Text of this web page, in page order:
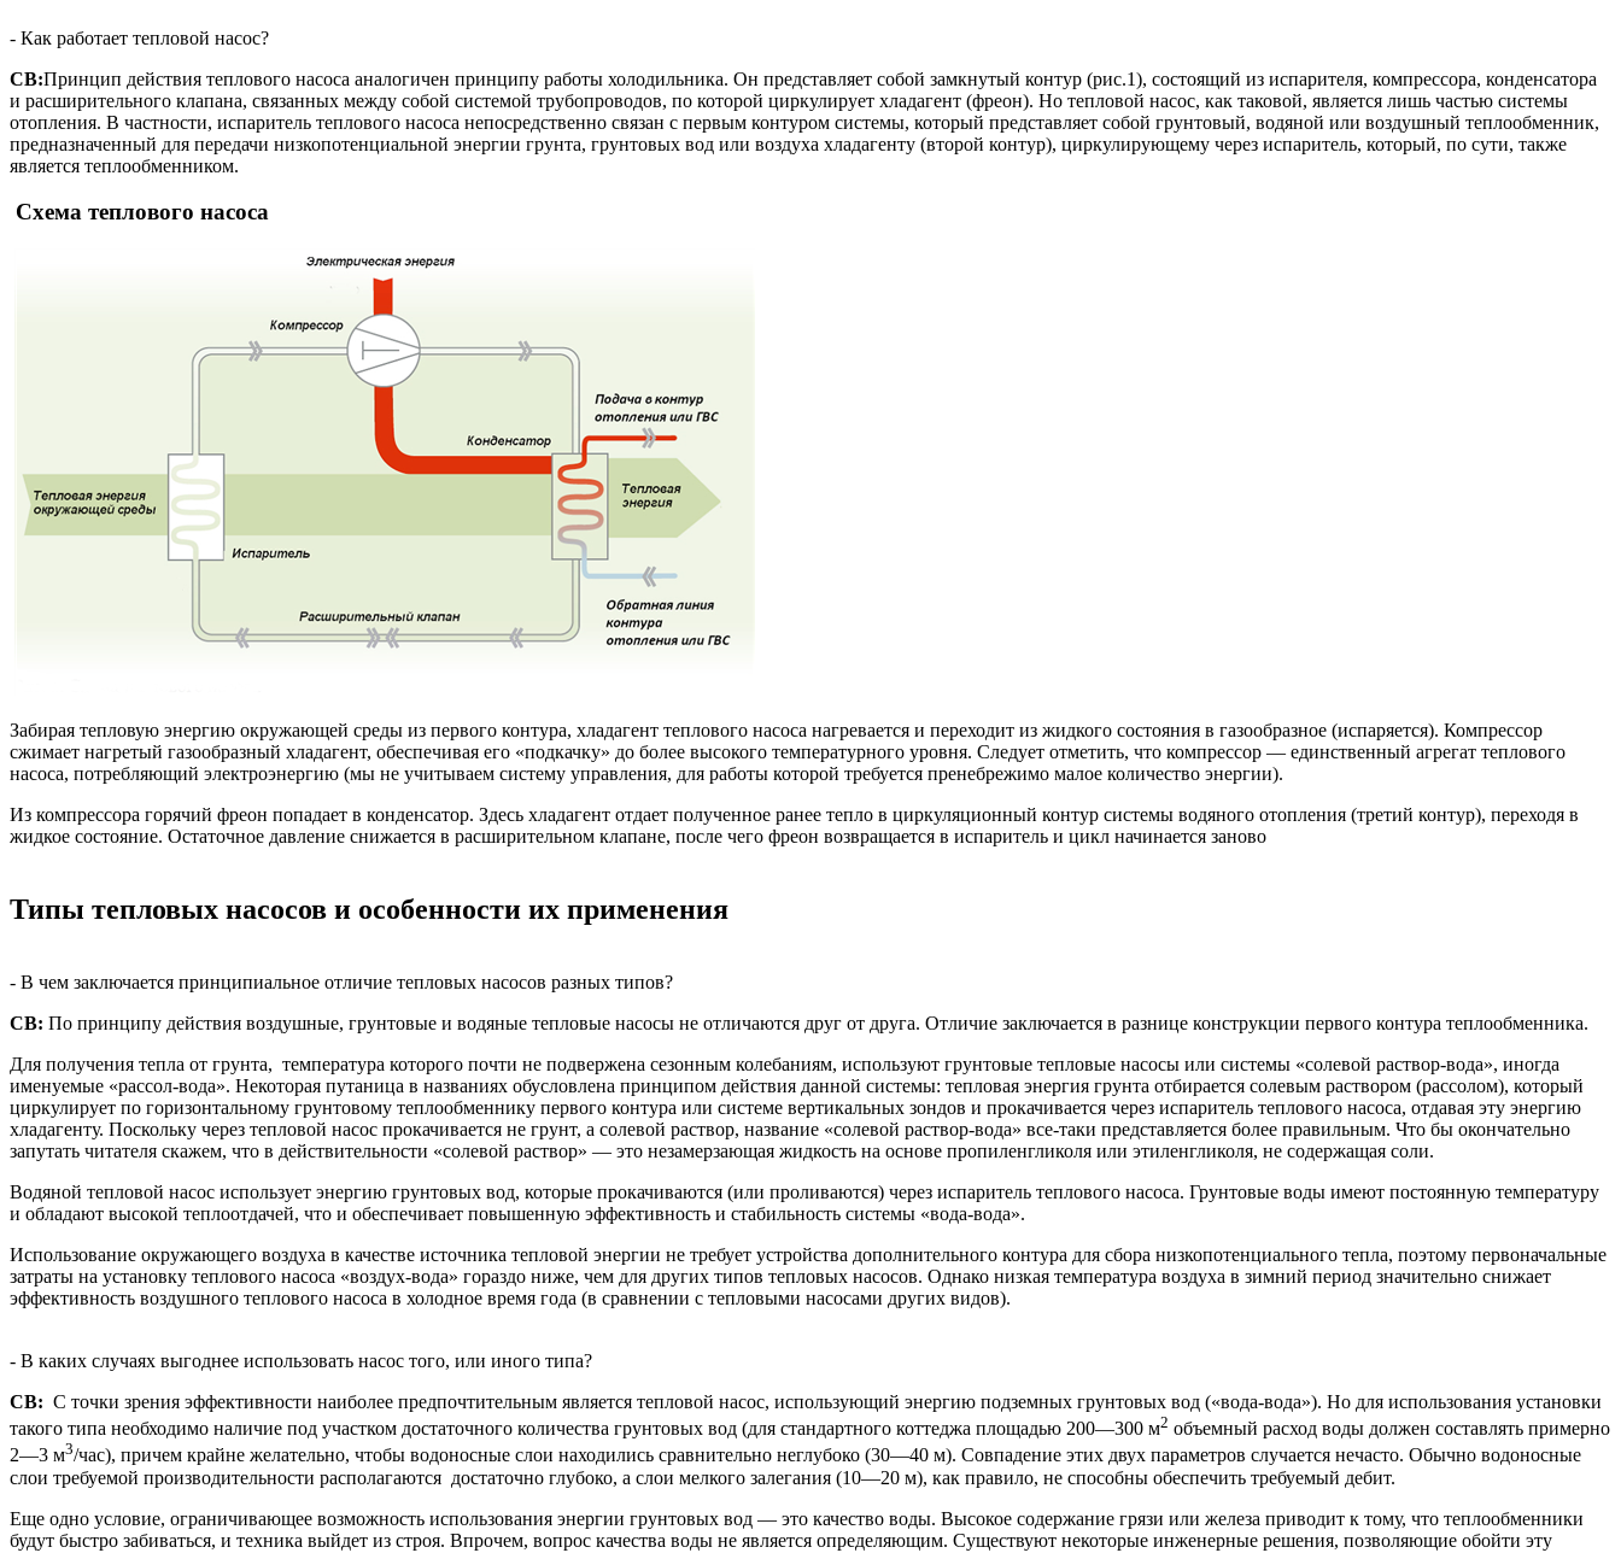
- Как работает тепловой насос?
СВ:Принцип действия теплового насоса аналогичен принципу работы холодильника. Он представляет собой замкнутый контур (рис.1), состоящий из испарителя, компрессора, конденсатора
и расширительного клапана, связанных между собой системой трубопроводов, по которой циркулирует хладагент (фреон). Но тепловой насос, как таковой, является лишь частью системы
отопления. В частности, испаритель теплового насоса непосредственно связан с первым контуром системы, который представляет собой грунтовый, водяной или воздушный теплообменник,
предназначенный для передачи низкопотенциальной энергии грунта, грунтовых вод или воздуха хладагенту (второй контур), циркулирующему через испаритель, который, по сути, также
является теплообменником.
Схема теплового насоса
Забирая тепловую энергию окружающей среды из первого контура, хладагент теплового насоса нагревается и переходит из жидкого состояния в газообразное (испаряется). Компрессор
сжимает нагретый газообразный хладагент, обеспечивая его «подкачку» до более высокого температурного уровня. Следует отметить, что компрессор — единственный агрегат теплового
насоса, потребляющий электроэнергию (мы не учитываем систему управления, для работы которой требуется пренебрежимо малое количество энергии).
Из компрессора горячий фреон попадает в конденсатор. Здесь хладагент отдает полученное ранее тепло в циркуляционный контур системы водяного отопления (третий контур), переходя в
жидкое состояние. Остаточное давление снижается в расширительном клапане, после чего фреон возвращается в испаритель и цикл начинается заново
Типы тепловых насосов и особенности их применения
- В чем заключается принципиальное отличие тепловых насосов разных типов?
СВ: По принципу действия воздушные, грунтовые и водяные тепловые насосы не отличаются друг от друга. Отличие заключается в разнице конструкции первого контура теплообменника.
Для получения тепла от грунта, температура которого почти не подвержена сезонным колебаниям, используют грунтовые тепловые насосы или системы «солевой раствор-вода», иногда
именуемые «рассол-вода». Некоторая путаница в названиях обусловлена принципом действия данной системы: тепловая энергия грунта отбирается солевым раствором (рассолом), который
циркулирует по горизонтальному грунтовому теплообменнику первого контура или системе вертикальных зондов и прокачивается через испаритель теплового насоса, отдавая эту энергию
хладагенту. Поскольку через тепловой насос прокачивается не грунт, а солевой раствор, название «солевой раствор-вода» все-таки представляется более правильным. Что бы окончательно
запутать читателя скажем, что в действительности «солевой раствор» — это незамерзающая жидкость на основе пропиленгликоля или этиленгликоля, не содержащая соли.
Водяной тепловой насос использует энергию грунтовых вод, которые прокачиваются (или проливаются) через испаритель теплового насоса. Грунтовые воды имеют постоянную температуру
и обладают высокой теплоотдачей, что и обеспечивает повышенную эффективность и стабильность системы «вода-вода».
Использование окружающего воздуха в качестве источника тепловой энергии не требует устройства дополнительного контура для сбора низкопотенциального тепла, поэтому первоначальные
затраты на установку теплового насоса «воздух-вода» гораздо ниже, чем для других типов тепловых насосов. Однако низкая температура воздуха в зимний период значительно снижает
эффективность воздушного теплового насоса в холодное время года (в сравнении с тепловыми насосами других видов).
- В каких случаях выгоднее использовать насос того, или иного типа?
СВ: С точки зрения эффективности наиболее предпочтительным является тепловой насос, использующий энергию подземных грунтовых вод («вода-вода»). Но для использования установки
такого типа необходимо наличие под участком достаточного количества грунтовых вод (для стандартного коттеджа площадью 200—300 м2 объемный расход воды должен составлять примерно
2—3 м3/час), причем крайне желательно, чтобы водоносные слои находились сравнительно неглубоко (30—40 м). Совпадение этих двух параметров случается нечасто. Обычно водоносные
слои требуемой производительности располагаются достаточно глубоко, а слои мелкого залегания (10—20 м), как правило, не способны обеспечить требуемый дебит.
Еще одно условие, ограничивающее возможность использования энергии грунтовых вод — это качество воды. Высокое содержание грязи или железа приводит к тому, что теплообменники
будут быстро забиваться, и техника выйдет из строя. Впрочем, вопрос качества воды не является определяющим. Существуют некоторые инженерные решения, позволяющие обойти эту